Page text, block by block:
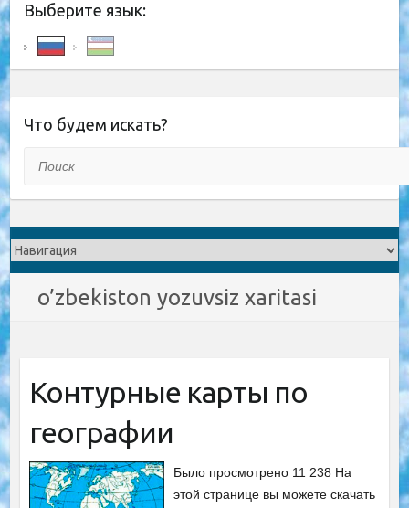
Выберите язык:
Что будем искать?
o’zbekiston yozuvsiz xaritasi
Контурные карты по
географии
Было просмотрено 11 238 На
этой странице вы можете скачать